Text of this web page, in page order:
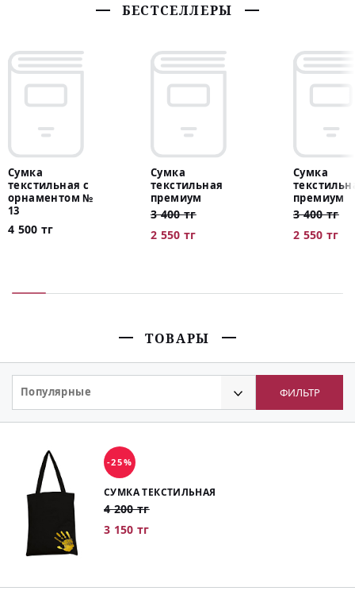
БЕСТСЕЛЛЕРЫ
Сумка
текстильная с
орнаментом №
13
4 500 тг
Сумка
текстильная
премиум
3 400 тг
2 550 тг
Сумка
премиум
3 400 тг
2 550 тг
ТОВАРЫ
Популярные ФИЛЬТР
-25%
СУМКА ТЕКСТИЛЬНАЯ
4 200 тг
3 150 тг